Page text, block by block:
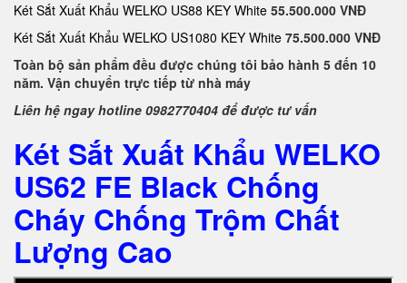
Két Sắt Xuất Khẩu WELKO US88 KEY White 55.500.000 VNĐ
Két Sắt Xuất Khẩu WELKO US1080 KEY White 75.500.000 VNĐ
Toàn bộ sản phẩm đều được chúng tôi bảo hành 5 đến 10
năm. Vận chuyển trực tiếp từ nhà máy
Liên hệ ngay hotline 0982770404 để được tư vấn
Két Sắt Xuất Khẩu WELKO
US62 FE Black Chống
Cháy Chống Trộm Chất
Lượng Cao